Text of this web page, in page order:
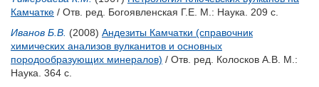
Камчатке / Отв. ред. Богоявленская Г.Е. М.: Наука. 209 с.
Иванов Б.В. (2008) Андезиты Камчатки (справочник
химических анализов вулканитов и основных
породообразующих минералов) / Отв. ред. Колосков А.В. М.:
Наука. 364 с.